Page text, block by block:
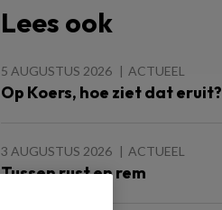
Lees ook
5 AUGUSTUS 2026 ACTUEEL
Op Koers, hoe ziet dat eruit?
3 AUGUSTUS 2026 ACTUEEL
Tussen rust en rem